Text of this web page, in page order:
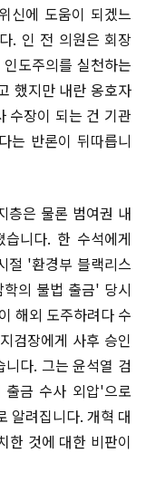
신에 도움이 되겠느
. 인 전 의원은 회장
도주의를 실천하는
했지만 내란 옹호자
수장이 되는 건 기관
는 반론이 뒤따릅니
층은 물론 범여권 내
니다. 한 수석에게
절 '환경부 블랙리스
의 불법 출금' 당시
해외 도주하려다 수
검장에게 사후 승인
다. 그는 윤석열 검
금 수사 외압'으로
알려집니다. 개혁 대
한 것에 대한 비판이